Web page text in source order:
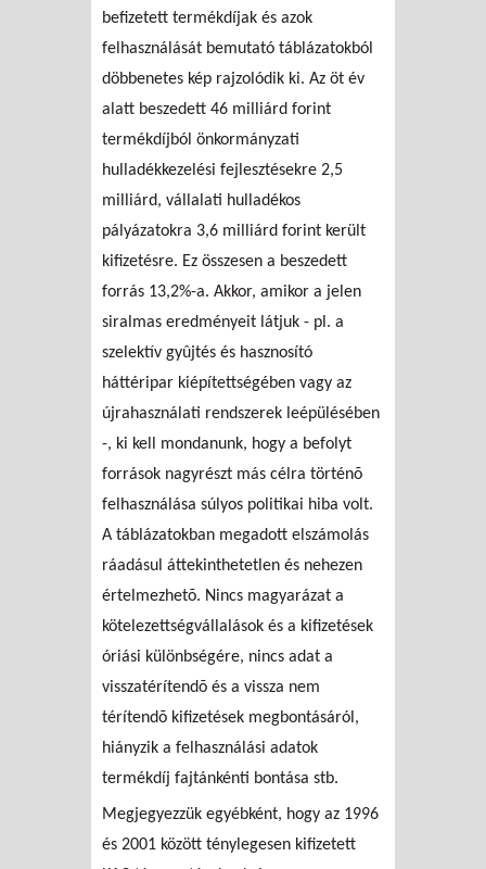
befizetett termékdíjak és azok
felhasználását bemutató táblázatokból
döbbenetes kép rajzolódik ki. Az öt év
alatt beszedett 46 milliárd forint
termékdíjból önkormányzati
hulladékkezelési fejlesztésekre 2,5
milliárd, vállalati hulladékos
pályázatokra 3,6 milliárd forint került
kifizetésre. Ez összesen a beszedett
forrás 13,2%-a. Akkor, amikor a jelen
siralmas eredményeit látjuk - pl. a
szelektív gyûjtés és hasznosító
háttéripar kiépítettségében vagy az
újrahasználati rendszerek leépülésében
-, ki kell mondanunk, hogy a befolyt
források nagyrészt más célra történõ
felhasználása súlyos politikai hiba volt.
A táblázatokban megadott elszámolás
ráadásul áttekinthetetlen és nehezen
értelmezhetõ. Nincs magyarázat a
kötelezettségvállalások és a kifizetések
óriási különbségére, nincs adat a
visszatérítendõ és a vissza nem
térítendõ kifizetések megbontásáról,
hiányzik a felhasználási adatok
termékdíj fajtánkénti bontása stb.
Megjegyezzük egyébként, hogy az 1996
és 2001 között ténylegesen kifizetett